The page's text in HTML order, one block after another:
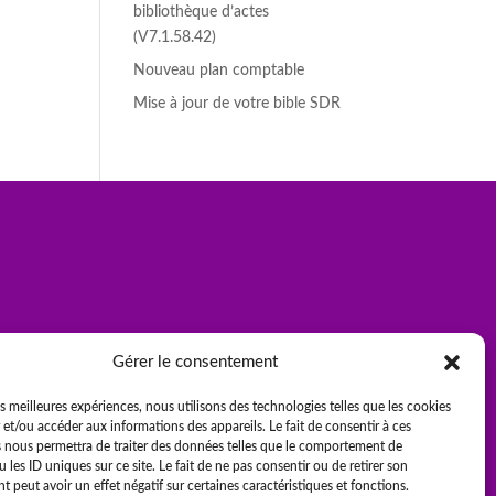
Gérer le consentement
meilleures expériences, nous utilisons des technologies telles que les cookies
ou accéder aux informations des appareils. Le fait de consentir à ces
nous permettra de traiter des données telles que le comportement de
les ID uniques sur ce site. Le fait de ne pas consentir ou de retirer son
peut avoir un effet négatif sur certaines caractéristiques et fonctions.
bibliothèque d’actes
(V7.1.58.42)
Nouveau plan comptable
Mise à jour de votre bible SDR